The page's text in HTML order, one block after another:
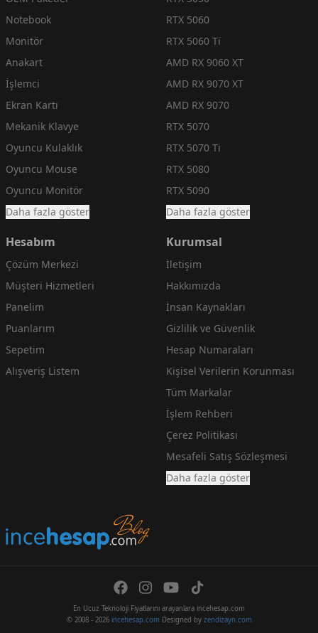
Notebook
Monitör
Anakart
İşlemci
Ekran Kartı
Mekanik Klavye
Oyuncu Kulaklık
Oyuncu Mouse
Oyuncu Monitör
Daha fazla göster
RTX 5060
RTX 5060 Ti
AMD RX 9060 XT
AMD RX 9070 XT
AMD RX 9070
RTX 5070
RTX 5070 Ti
RTX 5080
RTX 5090
Daha fazla göster
Hesabım
Çözüm Merkezi
Müşteri Hizmetleri
Panelim
Puanlarım
Sepetim
Alışveriş Listem
Kurumsal
İletişim
Hakkımızda
İnsan Kaynakları
Gizlilik ve Güvenlik
Hesap Numaraları
Kişisel Verilerin Korunması
Tüm Markalar
İşlem Rehberi
Çerez Politikası
Mesafeli Satış Sözleşmesi
Daha fazla göster
En Ucuz Teknoloji Fiyatlarını arayanlara incehesap.com
© 2008 - 2026 incehesap.comDesigned by zendizayn.com